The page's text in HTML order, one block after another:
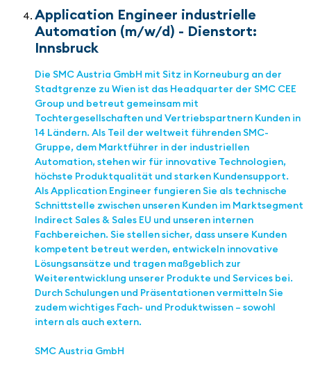
Application Engineer industrielle
Automation (m/w/d) - Dienstort:
Innsbruck
Die SMC Austria GmbH mit Sitz in Korneuburg an der
Stadtgrenze zu Wien ist das Headquarter der SMC CEE
Group und betreut gemeinsam mit
Tochtergesellschaften und Vertriebspartnern Kunden in
14 Ländern. Als Teil der weltweit führenden SMC-
Gruppe, dem Marktführer in der industriellen
Automation, stehen wir für innovative Technologien,
höchste Produktqualität und starken Kundensupport.
Als Application Engineer fungieren Sie als technische
Schnittstelle zwischen unseren Kunden im Marktsegment
Indirect Sales & Sales EU und unseren internen
Fachbereichen. Sie stellen sicher, dass unsere Kunden
kompetent betreut werden, entwickeln innovative
Lösungsansätze und tragen maßgeblich zur
Weiterentwicklung unserer Produkte und Services bei.
Durch Schulungen und Präsentationen vermitteln Sie
zudem wichtiges Fach- und Produktwissen – sowohl
intern als auch extern.
SMC Austria GmbH